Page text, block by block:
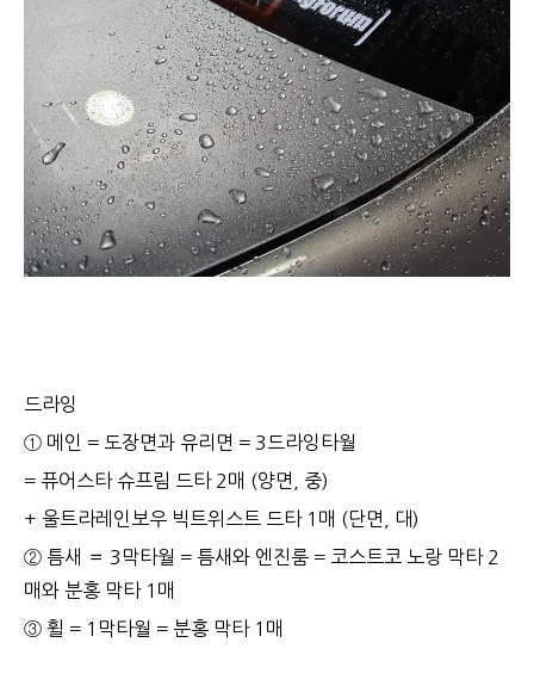
드라잉
① 메인 = 도장면과 유리면 = 3드라잉타월
= 퓨어스타 슈프림 드타 2매 (양면, 중)
+ 울트라레인보우 빅트위스트 드타 1매 (단면, 대)
② 틈새 ＝ 3막타월 = 틈새와 엔진룸 = 코스트코 노랑 막타 2
매와 분홍 막타 1매
③ 휠 = 1막타월 = 분홍 막타 1매